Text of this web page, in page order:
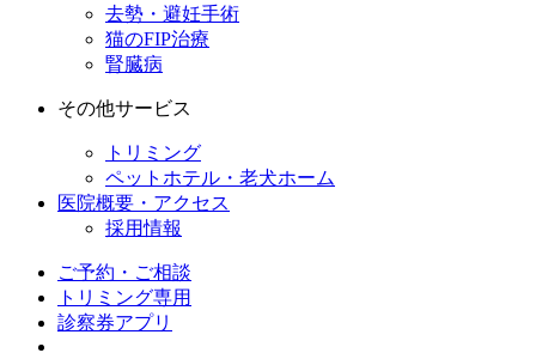
去勢・避妊手術
猫のFIP治療
腎臓病
その他サービス
トリミング
ペットホテル・老犬ホーム
医院概要・アクセス
採用情報
ご予約・ご相談
トリミング専用
診察券アプリ